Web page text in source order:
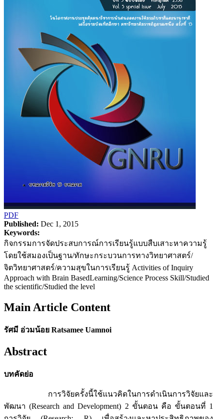
PDF
Published: Dec 1, 2015
Keywords:
กิจกรรมการจัดประสบการณ์การเรียนรู้แบบสืบเสาะหาความรู้
โดยใช้สมองเป็นฐาน/ทักษะกระบวนการทางวิทยาศาสตร์/
จิตวิทยาศาสตร์/ความสุขในการเรียนรู้ Activities of Inquiry
Approach with Brain BasedLearning/Science Process Skill/Studied
the scientific/Studied the level
Main Article Content
รัศมี อ่วมน้อย Ratsamee Uamnoi
Abstract
บทคัดย่อ
การวิจัยครั้งนี้ใช้แนวคิดในการดำเนินการวิจัยและ
พัฒนา (Research and Development) 2 ขั้นตอน คือ ขั้นตอนที่ 1